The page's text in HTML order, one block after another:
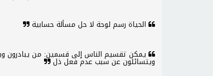
الحياة رسم لوحة لا حل مسألة حسابية
يمكن تقسيم الناس إلى قسمين: من يبادرون
ويتسائلون عن سبب عدم فعل ذل